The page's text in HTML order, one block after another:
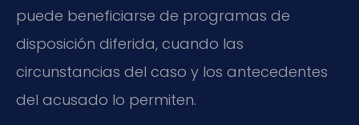
puede beneficiarse de programas de
disposición diferida, cuando las
circunstancias del caso y los antecedentes
del acusado lo permiten.